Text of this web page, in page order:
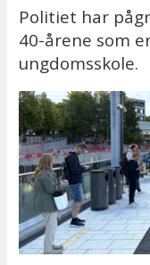
Politiet har
40-årene som
ungdomsskole.